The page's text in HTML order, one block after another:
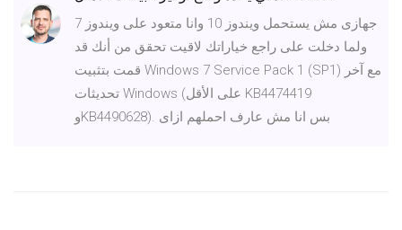
جهازى مش يستحمل ويندوز 10 وانا متعود على ويندوز 7
ولما دخلت على راجع خياراتك لاقيت تحقق من أنك قد
قمت بتثبيت Windows 7 Service Pack 1 (SP1) مع آخر
تحديثات Windows (على الأقل KB4474419
وKB4490628). بس انا مش عارف احملهم ازاى